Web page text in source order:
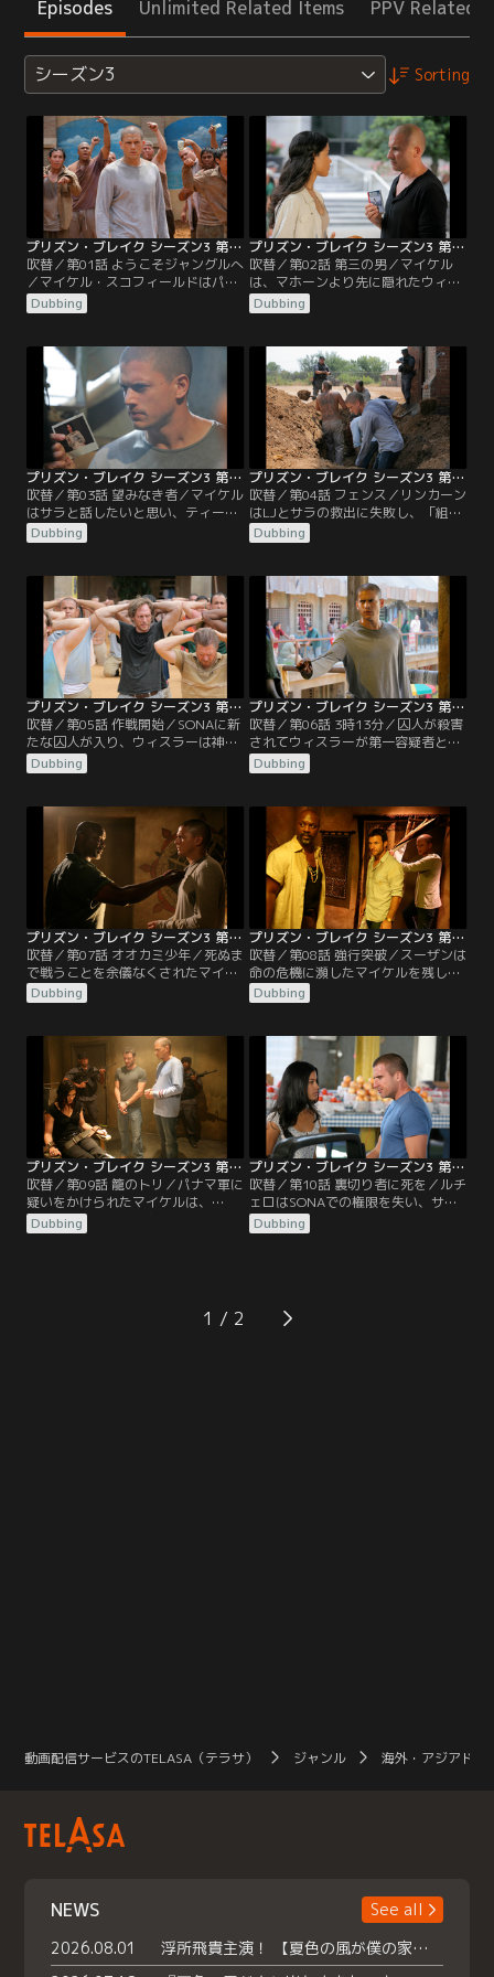
Episodes Unlimited Related Items PPV Related
シーズン3 Sorting
プリズン・ブレイク シーズン3 第01話／吹替
吹替／第01話 ようこそジャングルへ
／マイケル・スコフィールドはパナ
マの地獄のような酷い刑務所SONA
にいた。そこは以前に起きた暴動で
生死を管理している恐ろしい場所だ
った。愛する人たちの運命を背負っ
たマイケルは、出口のない刑務所か
ら脱出するため、刑務所の下水道に
隠れている謎の囚人ウィスラーを探
捜すことに…。
Dubbing
プリズン・ブレイク シーズン3 第02話／吹替
吹替／第02話 第三の男／マイケル
は、マホーンより先に隠れたウィス
ラーを見つけようとする。リンカー
ンは刑務所の外で手掛かりを探し、
囚人たちが水不足を理由に反乱を起
こそうとしている中、ティーバッグ
はルチェロの好意にすり寄る。
Dubbing
プリズン・ブレイク シーズン3 第03話／吹替
吹替／第03話 望みなき者／マイケル
はサラと話したいと思い、ティーバ
ッグの協力を得て、SONAに唯一あ
るルチェロの電話にたどり着く。リ
ィスラーはマイケルに潔白を証明
し、マホーンは汚い習慣に陥りそう
になる。ベリックは立ち直ろうとし
ながらも敵を作ってしまう。
Dubbing
プリズン・ブレイク シーズン3 第04話／吹替
吹替／第04話 フェンス／リンカーン
はLJとサラの救出に失敗し、「組
織」から恐ろしい警告を受ける。マ
イケルは目の覚めるような脱出計画
りつかれ、ベリックがルチェロと共
に窮地に陥る中、ティーバッグがは
い上がってくる。
Dubbing
プリズン・ブレイク シーズン3 第05話／吹替
吹替／第05話 作戦開始／SONAに新
たな囚人が入り、ウィスラーは神経
質になり、マイケルはある疑念を抱
く。リンカーンはソフィアと海への
定を早める。ティーバッグは運試し
に挑戦。スクレはSONAに物品を届
けようとする。
Dubbing
プリズン・ブレイク シーズン3 第06話／吹替
吹替／第06話 3時13分／囚人が殺害
されてウィスラーが第一容疑者とな
り、マイケルは彼の無実を証明しな
ければならなくなる。マイケルは、
求め、さもなければ脱出を中止する
と伝える。リンカーンとソフィア
は、警備員の毎朝の日課を監視。マ
ホーンは、SONAから脱出するため
の手掛かりを手に入れられるかもし
れない状況にあった。
Dubbing
プリズン・ブレイク シーズン3 第07話／吹替
吹替／第07話 オオカミ少年／死ぬま
で戦うことを余儀なくされたマイケ
ルとウィスラーは、徐々に忠誠心を
失っていき、ルチェロの力は損なわ
る人を救おうとし、スーザンの謎の
雇い主が明らかになる。
Dubbing
プリズン・ブレイク シーズン3 第08話／吹替
吹替／第08話 強行突破／スーザンは
命の危機に瀕したマイケルを残し、
自らの手で脱出を図る。ルチェロは
SONAの隠された秘密を明かし、ソ
す。マホーンの自由はウィスラーの
証言にかかっており、リンカーンと
スクレは「組織」に狙われる。
Dubbing
プリズン・ブレイク シーズン3 第09話／吹替
吹替／第09話 籠のトリ／パナマ軍に
疑いをかけられたマイケルは、
SONA式の懲罰房で拷問を受ける。
ベリックは人生を賭けた戦いを切り
Dubbing
プリズン・ブレイク シーズン3 第10話／吹替
吹替／第10話 裏切り者に死を／ルチ
ェロはSONAでの権限を失い、サミ
ーはマイケルの脱出計画を崩壊させ
る。ティーバッグはベリックに、最
する。
Dubbing
1
動画配信サービスのTELASA（テラサ） ジャンル 海外・アジアドラ
NEWS
See all
2026.08.01
浮所飛貴主演！ 【夏色の風が僕の家にやってきた】 本日よりテラサで独占配信スタート！